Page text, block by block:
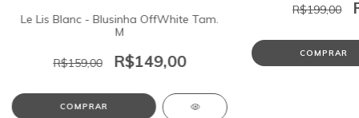
Le Lis Blanc - Blusinha OffWhite Tam.
M
R$159,00 R$149,00
COMPRAR
R$199,00
COMPRAR